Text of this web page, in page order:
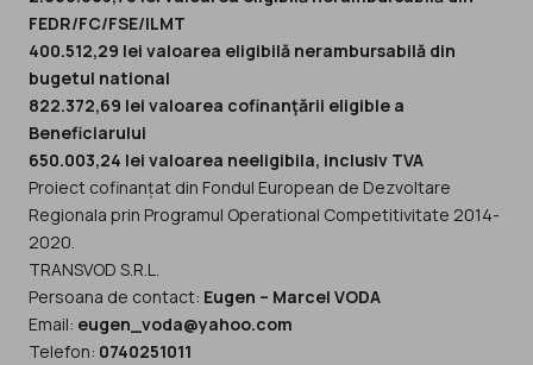
FEDR/FC/FSE/ILMT
400.512,29 lei valoarea eligibilă nerambursabilă din
bugetul national
822.372,69 lei valoarea cofinanţării eligible a
Beneficiarului
650.003,24 lei valoarea neeligibila, inclusiv TVA
Proiect cofinanțat din Fondul European de Dezvoltare
Regionala prin Programul Operational Competitivitate 2014-
2020.
TRANSVOD S.R.L.
Persoana de contact: Eugen – Marcel VODA
Email: eugen_voda@yahoo.com
Telefon: 0740251011